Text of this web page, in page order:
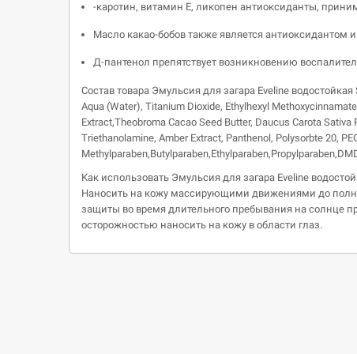
-каротин, витамин Е, ликопен антиоксиданты,
Масло какао-бобов также является
Д-пантенол препятствует возникновению
Состав товара Эмульсия для загара Eveline водостойкая
Aqua (Water), Titanium Dioxide, Ethylhexyl
Extract,Theobroma Cacao Seed Butter, Daucus Carota
Triethanolamine, Amber Extract, Panthenol, Polysorbte 20,
Как использовать Эмульсия для загара Eveline
Наносить на кожу массирующими движениями до
защиты во время длительного пребывания на солнце
осторожностью наносить на кожу в области глаз.